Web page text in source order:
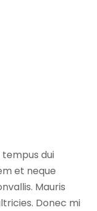
dui
et neque
Mauris
Donec mi